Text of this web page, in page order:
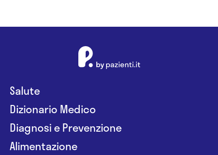
Salute
Dizionario Medico
Diagnosi e Prevenzione
Alimentazione